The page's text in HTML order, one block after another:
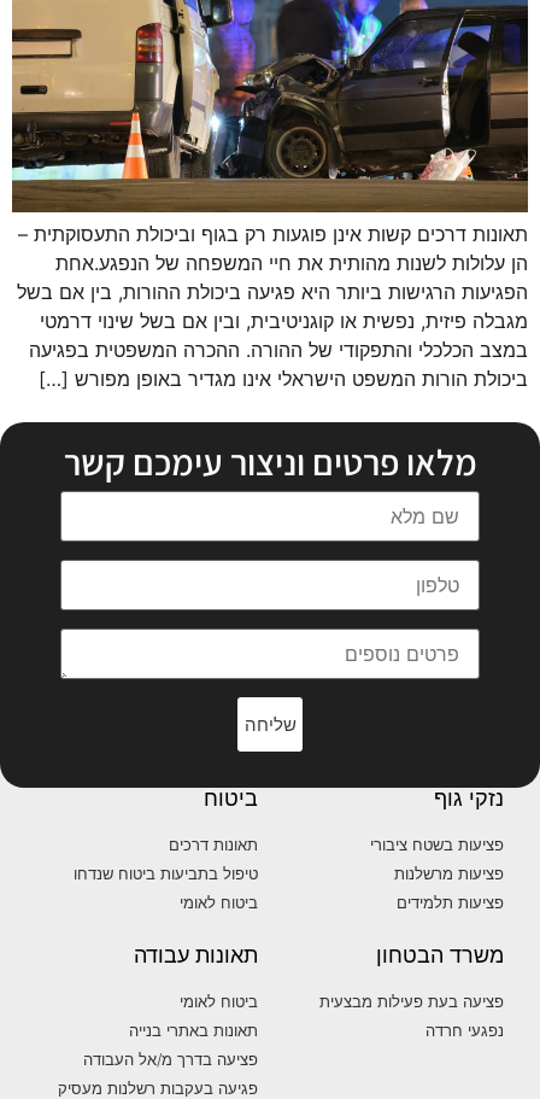
תאונות דרכים קשות אינן פוגעות רק בגוף וביכולת התעסוקתית –
הן עלולות לשנות מהותית את חיי המשפחה של הנפגע.אחת
הפגיעות הרגישות ביותר היא פגיעה ביכולת ההורות, בין אם בשל
מגבלה פיזית, נפשית או קוגניטיבית, ובין אם בשל שינוי דרמטי
במצב הכלכלי והתפקודי של ההורה. ההכרה המשפטית בפגיעה
ביכולת הורות המשפט הישראלי אינו מגדיר באופן מפורש […]
←
מלאו פרטים וניצור עימכם קשר
שליחה
נזקי גוף
פציעות בשטח ציבורי
פציעות מרשלנות
פציעות תלמידים
ביטוח
תאונות דרכים
טיפול בתביעות ביטוח שנדחו
ביטוח לאומי
משרד הבטחון
פציעה בעת פעילות מבצעית
נפגעי חרדה
תאונות עבודה
ביטוח לאומי
תאונות באתרי בנייה
פציעה בדרך מ/אל העבודה
פגיעה בעקבות רשלנות מעסיק